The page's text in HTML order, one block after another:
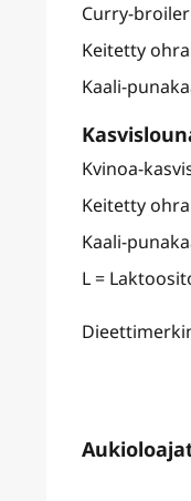
Curry-
Keitetty
Kaali-
Kvinoa-
Keitetty
Kaali-
L =